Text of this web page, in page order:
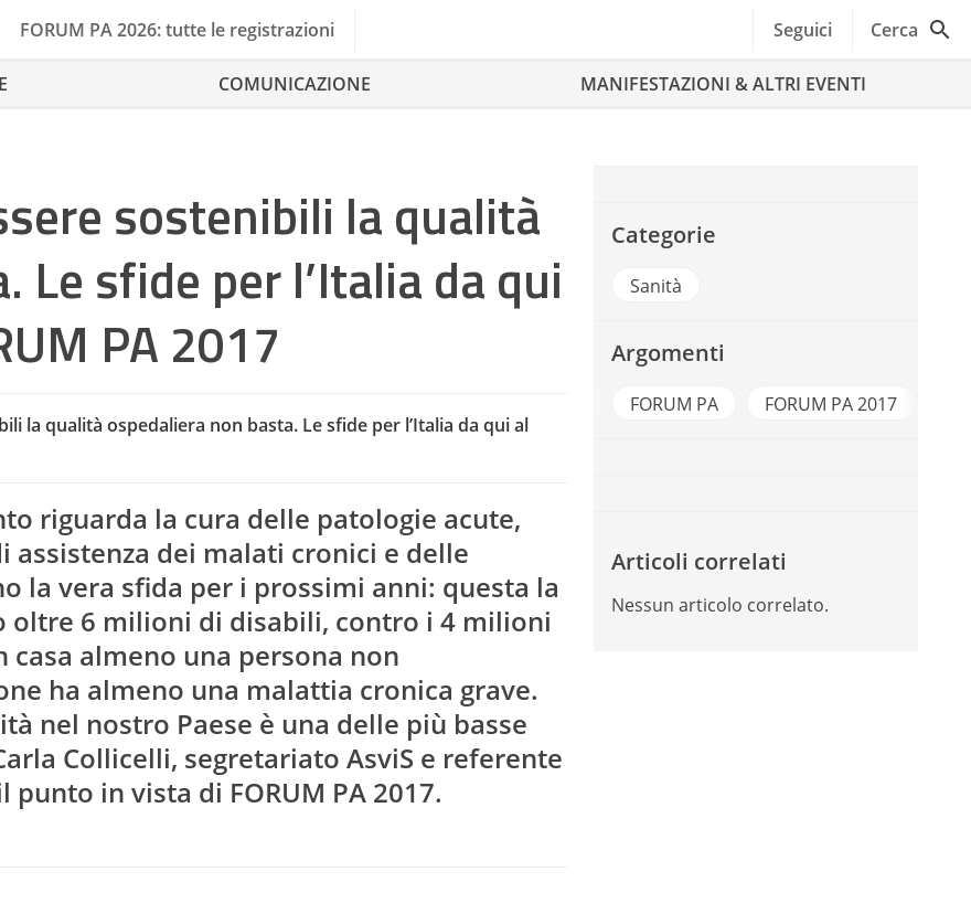
FORUM PA 2026: tutte le registrazioni Seguici Cerca
COMUNICAZIONE MANIFESTAZIONI & ALTRI EVENTI
sostenibili la qualità
Le sfide per l’Italia da qui
PA 2017
la qualità ospedaliera non basta. Le sfide per l’Italia da qui al
riguarda la cura delle patologie acute,
assistenza dei malati cronici e delle
la vera sfida per i prossimi anni: questa la
oltre 6 milioni di disabili, contro i 4 milioni
casa almeno una persona non
ha almeno una malattia cronica grave.
nel nostro Paese è una delle più basse
Collicelli, segretariato AsviS e referente
in vista di FORUM PA 2017.
Categorie
Sanità
Argomenti
FORUM PA FORUM PA 2017
Articoli correlati
Nessun articolo correlato.